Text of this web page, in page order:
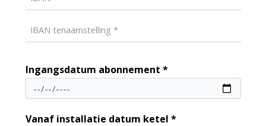
Ingangsdatum abonnement *
Vanaf installatie datum ketel *